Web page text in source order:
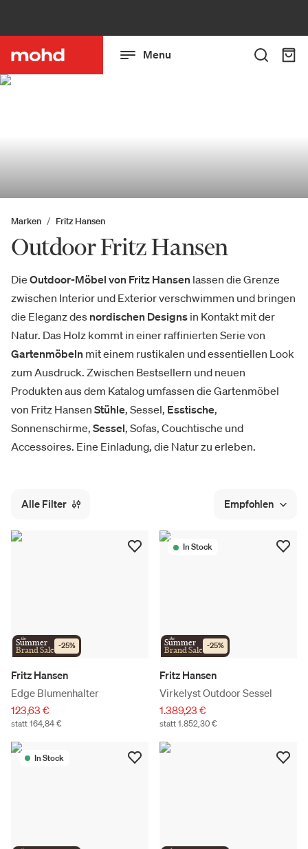
Menu
Marken Fritz Hansen
Outdoor Fritz Hansen
Die Outdoor-Möbel von Fritz Hansen lassen die Grenze
zwischen Interior und Exterior verschwimmen und bringen
die Eleganz des nordischen Designs in Kontakt mit der
Natur. Das Holz kommt in einer raffinierten Serie von
Gartenmöbeln mit einem rustikalen und essentiellen Look
zum Ausdruck. Zwischen Bestsellern und neuen
Produkten aus dem Katalog umfassen die Gartenmöbel
von Fritz Hansen Stühle, Sessel, Esstische,
Sonnenschirme, Sessel, Sofas, Couchtische und
Accessoires. Eine Einladung, die Natur zu erleben.
Alle Filter Empfohlen
the
Summer
Brand Sale -25%
Fritz Hansen
Edge Blumenhalter
123,63 €
statt 164,84 €
In Stock
the
Summer
Brand Sale -25%
Fritz Hansen
Virkelyst Outdoor Sessel
1.389,23 €
statt 1.852,30 €
In Stock